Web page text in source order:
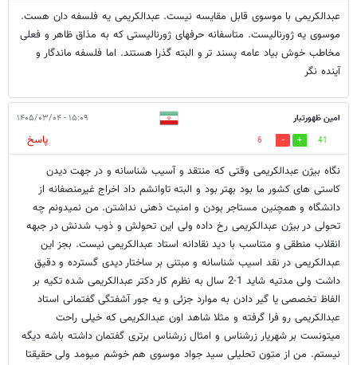
عبدالکریمی با موسوی قابل مقایسه نیست. عبدالکریمی یه فلسفه دان هست.
موسوی یه ژورنالیست. متاسفانه حرفهای ژورنالیستی که به مذاق ظاهر و فعلی
مخاطب خوش بیاد عامه پسند تر و البته گذرا هستند. اما فلسفه ماندگار و
آینده نگر
امین ظهورتبار ۱۵:۰۹ - ۱۴۰۵/۰۳/۰۴
41
6
پاسخ
نگاه بیژن عبدالکریمی وقتی که منتقد و آسیب شناسانه و در جهت دیدن
کاستی های کشور ما بود بهتر بود و البته تاوانشم داد اخراج غیرمنصفانه از
دانشگاه و همچنین مستاجر بودن و امنیت ذهنی نداشتن. من نمیدونم چه
تحولی در بیژن عبدالکریمی رخ داده ولی این تحولش و ذوب شدنش در جبهه
انقلاب منطقی و متناسب با دید نقادانه استاد عبدالکریمی نیست. بجز این
عبدالکریمی در نقد اسیب شناسانه و مبتنی بر ساختار دیدی گسترده و دقیق
داشت ولی مدتیه شاید 1-2 سال به نظرم کار دکتر عبدالکریمی شده تکیه بر
الفاظ تخصصی یا گیر دادن به موارد جزئی و یه جور آشفتگی گفتمانی استاد
عبدالکریمی رو فرا گرفته و مثلا شاهد اون عبدالکریمی که خیلی راحت
میتونست بر شهریار زرشناس و امثال زرشناس برتری گفتمان داشته باشه دیگه
نیستم. من از متون تحلیلی سید جواد موسوی هم خوشم میومد ولی حقیقتا